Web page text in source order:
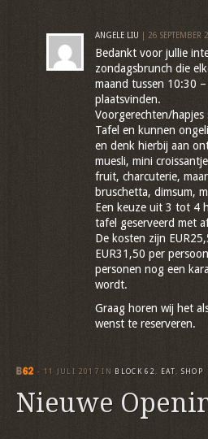
ANGELE LIU | 26 SEPTEMBER
Bedankt voor jullie
zondagsbrunch die
maand tussen 10:30
plaatsvinden.
Voorgerechten/hapjes
Tafel en kunnen
en denk hierbij aan
muesli, mini
fruit, charcuterie,
bruschetta, dimsum,
Een keuze uit 3 tot 4
tafel geserveerd met
De kosten zijn
EUR31,50 per
personen nog een
wordt.
Graag horen wij het
wenst te reserveren.
- 11 JULI 2017 IN BLOCK 62 EAT SHOP
Nieuwe